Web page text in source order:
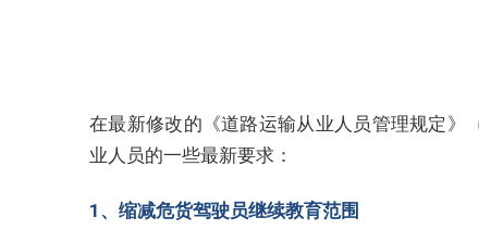
在最新修改的《道路运输从业人员管理规定》
业人员的一些最新要求：
1、缩减危货驾驶员继续教育范围